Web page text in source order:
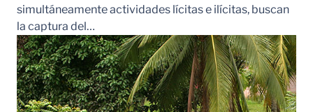
simultáneamente actividades lícitas e ilícitas, buscan
la captura del…